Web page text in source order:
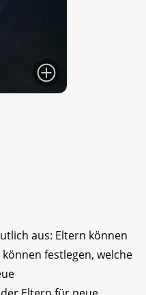
aus: Eltern können
festlegen, welche